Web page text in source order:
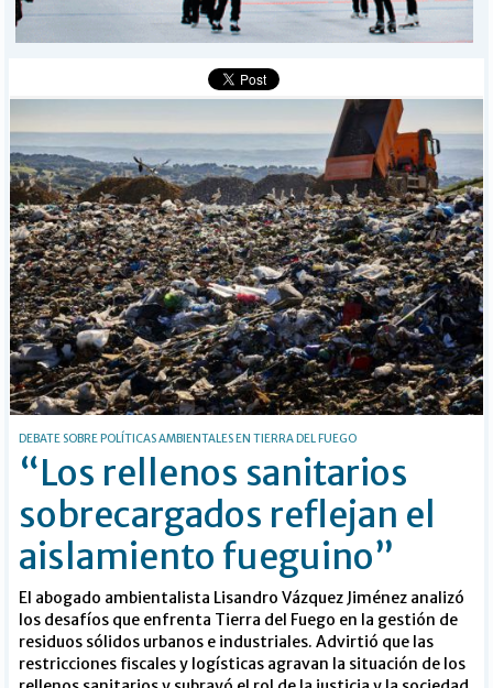
BÚSQUEDA
DEBATE SOBRE POLÍTICAS AMBIENTALES EN TIERRA DEL FUEGO
“Los rellenos sanitarios
sobrecargados reflejan el
aislamiento fueguino”
El abogado ambientalista Lisandro Vázquez Jiménez analizó
los desafíos que enfrenta Tierra del Fuego en la gestión de
residuos sólidos urbanos e industriales. Advirtió que las
restricciones fiscales y logísticas agravan la situación de los